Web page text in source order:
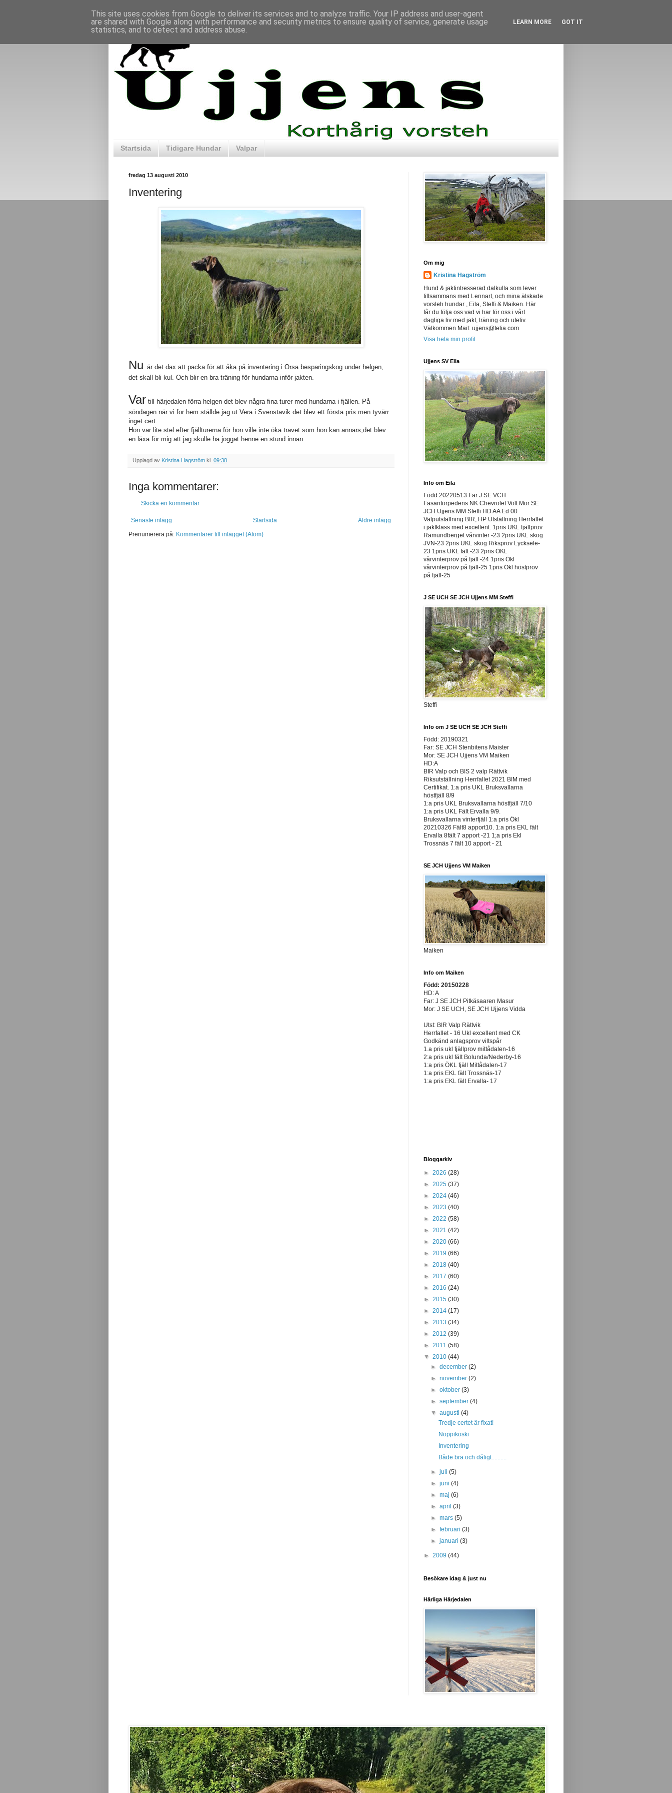
Startsida Tidigare Hundar Valpar
fredag 13 augusti 2010
Inventering
Nu är det dax att packa för att åka på inventering i Orsa besparingskog under helgen,
det skall bli kul. Och blir en bra träning för hundarna inför jakten.
Var till härjedalen förra helgen det blev några fina turer med hundarna i fjällen. På
söndagen när vi for hem ställde jag ut Vera i Svenstavik det blev ett första pris men tyvärr
inget cert.
Hon var lite stel efter fjällturerna för hon ville inte öka travet som hon kan annars,det blev
en läxa för mig att jag skulle ha joggat henne en stund innan.
Upplagd av Kristina Hagström kl. 09:38
Inga kommentarer:
Skicka en kommentar
Senaste inlägg Äldre inlägg
Startsida
Prenumerera på: Kommentarer till inlägget (Atom)
Om mig
Kristina Hagström
Hund & jaktintresserad dalkulla som lever
tillsammans med Lennart, och mina älskade
vorsteh hundar , Eila, Steffi & Maiken. Här
får du följa oss vad vi har för oss i vårt
dagliga liv med jakt, träning och uteliv.
Välkommen Mail: ujjens@telia.com
Visa hela min profil
Ujjens SV Eila
Info om Eila
Född 20220513 Far J SE VCH
Fasantorpedens NK Chevrolet Volt Mor SE
JCH Ujjens MM Steffi HD AA Ed 00
Valputställning BIR, HP Utställning Herrfallet
i jaktklass med excellent. 1pris UKL fjällprov
Ramundberget vårvinter -23 2pris UKL skog
JVN-23 2pris UKL skog Riksprov Lycksele-
23 1pris UKL fält -23 2pris ÖKL
vårvinterprov på fjäll -24 1pris Ökl
vårvinterprov på fjäll-25 1pris Ökl höstprov
på fjäll-25
J SE UCH SE JCH Ujjens MM Steffi
Steffi
Info om J SE UCH SE JCH Steffi
Född: 20190321
Far: SE JCH Stenbitens Maister
Mor: SE JCH Ujjens VM Maiken
HD:A
BIR Valp och BIS 2 valp Rättvik
Riksutställning Herrfallet 2021 BIM med
Certifikat. 1:a pris UKL Bruksvallarna
höstfjäll 8/9
1:a pris UKL Bruksvallarna höstfjäll 7/10
1:a pris UKL Fält Ervalla 9/9.
Bruksvallarna vinterfjäll 1:a pris Ökl
20210326 Fält8 apport10. 1:a pris EKL fält
Ervalla 8fält 7 apport -21 1;a pris Ekl
Trossnäs 7 fält 10 apport - 21
SE JCH Ujjens VM Maiken
Maiken
Info om Maiken
Född: 20150228
HD: A
Far: J SE JCH Pitkäsaaren Masur
Mor: J SE UCH, SE JCH Ujjens Vidda
Utst: BIR Valp Rättvik
Herrfallet - 16 Ukl excellent med CK
Godkänd anlagsprov viltspår
1.a pris ukl fjällprov mittådalen-16
2:a pris ukl fält Bolunda/Nederby-16
1:a pris ÖKL fjäll Mittådalen-17
1:a pris EKL fält Trossnäs-17
1:a pris EKL fält Ervalla- 17
Bloggarkiv
► 2026 (28)
► 2025 (37)
► 2024 (46)
► 2023 (40)
► 2022 (58)
► 2021 (42)
► 2020 (66)
► 2019 (66)
► 2018 (40)
► 2017 (60)
► 2016 (24)
► 2015 (30)
► 2014 (17)
► 2013 (34)
► 2012 (39)
► 2011 (58)
▼ 2010 (44)
►december(2)
►november(2)
►oktober(3)
►september(4)
▼augusti(4)
Tredje certet är fixat!
Noppikoski
Inventering
Både bra och dåligt..........
►juli(5)
►juni(4)
►maj(6)
►april(3)
►mars(5)
►februari(3)
►januari(3)
► 2009 (44)
Besökare idag & just nu
Härliga Härjedalen
This site uses cookies from Google to deliver its services and to analyze traffic. Your IP address and user-agent
are shared with Google along with performance and security metrics to ensure quality of service, generate usage
statistics, and to detect and address abuse.
LEARN MORE GOT IT